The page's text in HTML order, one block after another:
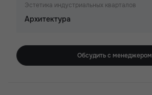
Эстетика индустриальных кварталов
Архитектура
Обсудить с менеджером